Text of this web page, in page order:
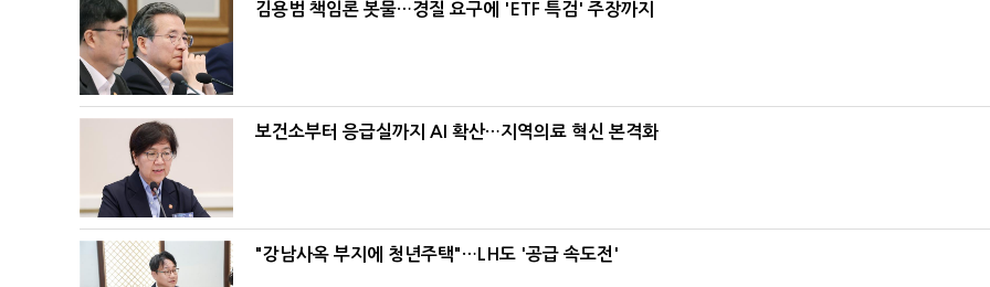
김용범 책임론 봇물…경질 요구에 'ETF 특검' 주장까지
보건소부터 응급실까지 AI 확산…지역의료 혁신 본격화
"강남사옥 부지에 청년주택"…LH도 '공급 속도전'